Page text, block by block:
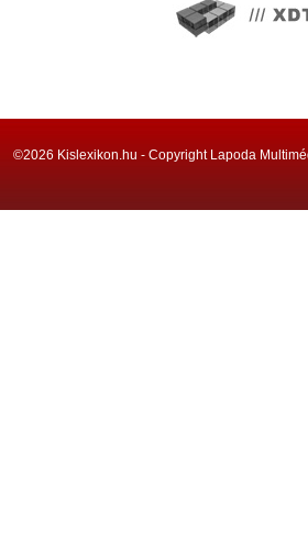
©2026 Kislexikon.hu - Copyright Lapoda